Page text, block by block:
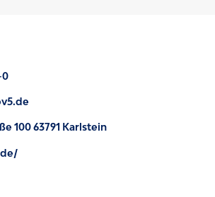
0
100 63791 Karlstein